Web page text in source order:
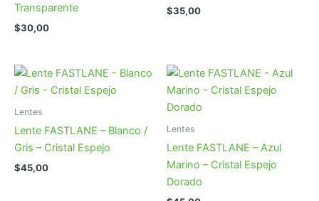
Transparente
$30,00
$35,00
Lentes
Lente FASTLANE – Blanco /
Gris – Cristal Espejo
$45,00
Lentes
Lente FASTLANE – Azul
Marino – Cristal Espejo
Dorado